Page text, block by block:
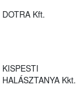
DOTRA Kft.
KISPESTI
HALÁSZTANYA Kkt.